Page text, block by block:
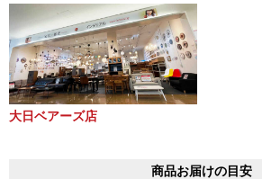
大日ベアーズ店
商品お届けの目安